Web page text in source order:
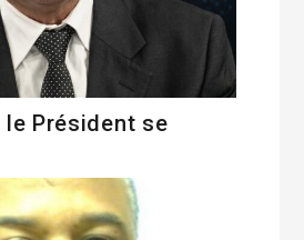
le Président se